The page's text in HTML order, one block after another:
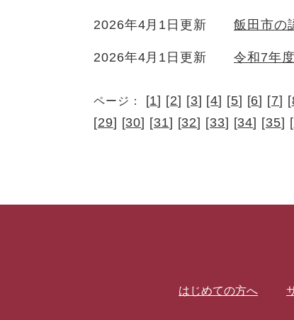
2026年4月1日更新 飯田市の
2026年4月1日更新 令和7年
ページ： [1] [2] [3] [4] [5] [6] [7] [
[29] [30] [31] [32] [33] [34] [35] [
はじめての方へ